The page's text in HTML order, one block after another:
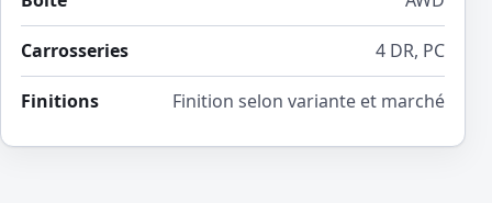
Carrosseries 4 DR, PC
Finitions Finition selon variante et marché